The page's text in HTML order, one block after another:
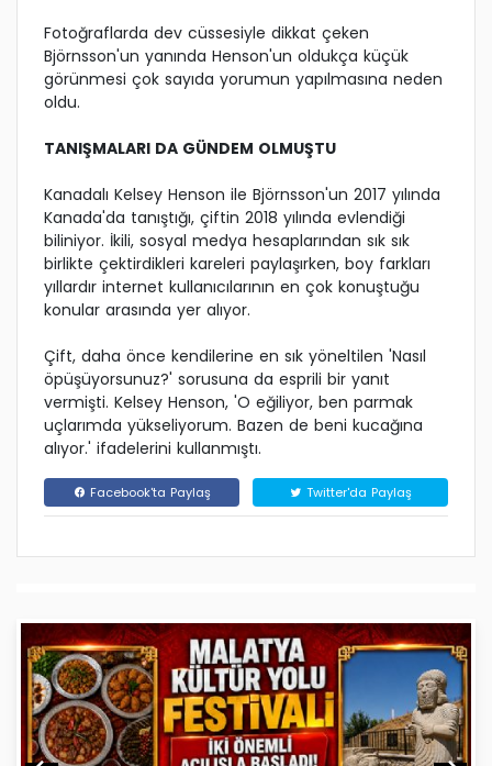
Fotoğraflarda dev cüssesiyle dikkat çeken
Björnsson'un yanında Henson'un oldukça küçük
görünmesi çok sayıda yorumun yapılmasına neden
oldu.
TANIŞMALARI DA GÜNDEM OLMUŞTU
Kanadalı Kelsey Henson ile Björnsson'un 2017 yılında
Kanada'da tanıştığı, çiftin 2018 yılında evlendiği
biliniyor. İkili, sosyal medya hesaplarından sık sık
birlikte çektirdikleri kareleri paylaşırken, boy farkları
yıllardır internet kullanıcılarının en çok konuştuğu
konular arasında yer alıyor.
Çift, daha önce kendilerine en sık yöneltilen 'Nasıl
öpüşüyorsunuz?' sorusuna da esprili bir yanıt
vermişti. Kelsey Henson, 'O eğiliyor, ben parmak
uçlarımda yükseliyorum. Bazen de beni kucağına
alıyor.' ifadelerini kullanmıştı.
Facebook'ta Paylaş Twitter'da Paylaş